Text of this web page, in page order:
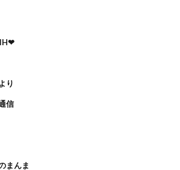
り
信
まんま